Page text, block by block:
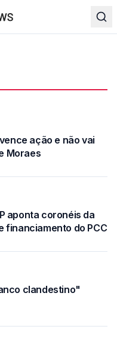
ação e não vai
Moraes
aponta coronéis da
financiamento do PCC
clandestino"